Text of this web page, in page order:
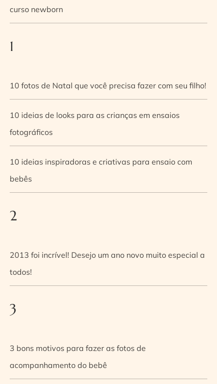
curso newborn
1
10 fotos de Natal que você precisa fazer com seu filho!
10 ideias de looks para as crianças em ensaios
fotográficos
10 ideias inspiradoras e criativas para ensaio com
bebês
2
2013 foi incrível! Desejo um ano novo muito especial a
todos!
3
3 bons motivos para fazer as fotos de
acompanhamento do bebê